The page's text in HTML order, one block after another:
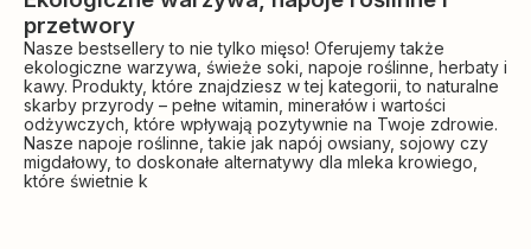
przetwory
Nasze bestsellery to nie tylko mięso! Oferujemy także
ekologiczne warzywa, świeże soki, napoje roślinne, herbaty i
kawy. Produkty, które znajdziesz w tej kategorii, to naturalne
skarby przyrody – pełne witamin, minerałów i wartości
odżywczych, które wpływają pozytywnie na Twoje zdrowie.
Nasze napoje roślinne, takie jak napój owsiany, sojowy czy
migdałowy, to doskonałe alternatywy dla mleka krowiego,
które świetnie k